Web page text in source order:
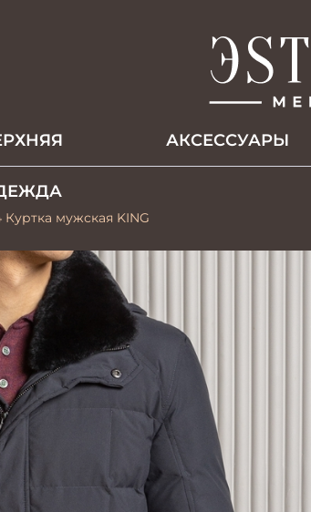
АКCЕССУАРЫ
Куртка мужская KING